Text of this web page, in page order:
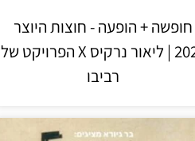
חופשה + הופעה - חוצות היוצר
2026 | ליאור נרקיס X הפרויקט של
רביבו